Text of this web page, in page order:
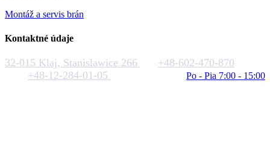
Montáž a servis brán
Kontaktné údaje
32-015 Klaj, Stanislawice 266
+48-602-470-870
+48-12-284-01-05
Po - Pia 7:00 - 15:00